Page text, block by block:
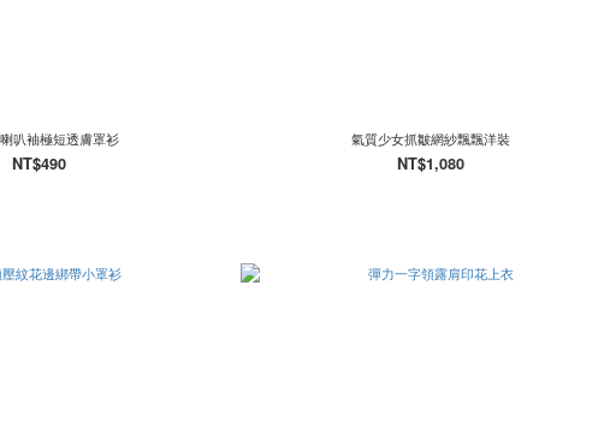
叭袖極短透膚罩衫
NT$490
氣質少女抓皺網紗飄飄洋裝
NT$1,080